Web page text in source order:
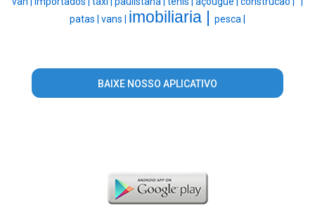
patas | vans | imobiliaria | pesca |
BAIXE NOSSO APLICATIVO